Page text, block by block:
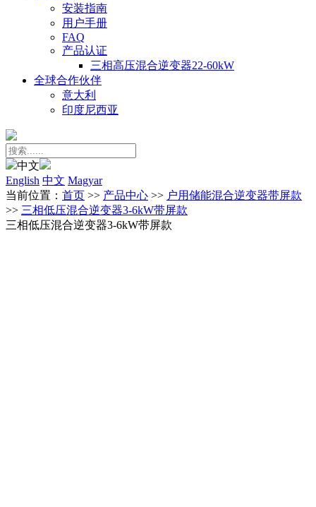
安装指南
用户手册
FAQ
产品认证
三相高压混合逆变器22-60kW
全球合作伙伴
意大利
印度尼西亚
中文
English 中文 Magyar
当前位置： 首页 >> 产品中心 >> 户用储能混合逆变器带屏款
>> 三相低压混合逆变器3-6kW带屏款
三相低压混合逆变器3-6kW带屏款